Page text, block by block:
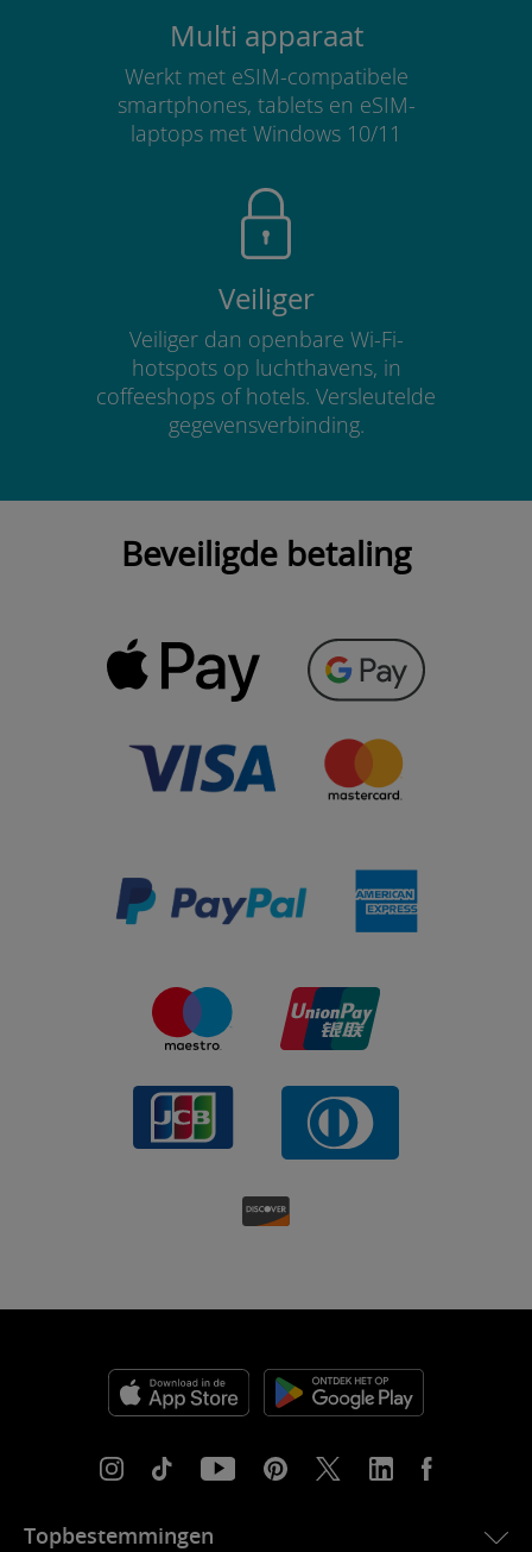
Multi apparaat
Werkt met eSIM-compatibele
smartphones, tablets en eSIM-
laptops met Windows 10/11
Veiliger
Veiliger dan openbare Wi-Fi-
hotspots op luchthavens, in
coffeeshops of hotels. Versleutelde
gegevensverbinding.
Beveiligde betaling
Topbestemmingen